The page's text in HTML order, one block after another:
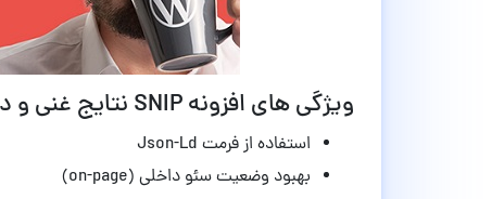
ویژگی های افزونه SNIP نتایج غنی و داده‌های ساختارمند وردپرس نسخه 2.31.6
استفاده از فرمت Json-Ld
بهبود وضعیت سئو داخلی (on-page)